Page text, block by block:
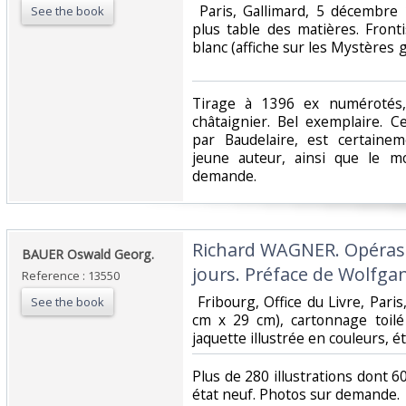
See the book
Paris, Gallimard, 5
plus table des matières.
blanc (affiche sur les Mystères
‎Tirage à 1396 ex
châtaignier. Bel exemplaire.
par Baudelaire, est
jeune auteur, ainsi que le
demande.‎
‎BAUER Oswald Georg.‎
Reference : 13550
See the book
‎Richard WAGNER.
jours. Préface de
Fribourg, Office du Livre,
cm x 29 cm), cartonnage
jaquette illustrée en couleurs,
‎Plus de 280 illustrations dont
état neuf. Photos sur demande.‎